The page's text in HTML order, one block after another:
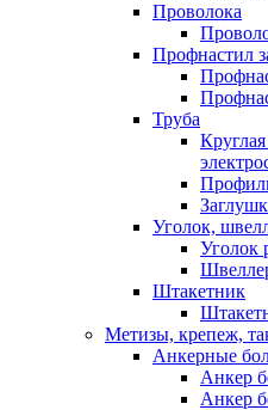
Проволока
Профнастил
Труба
Уголок,
Уголок
Штакетник
Метизы, крепеж,
Анкерные
Анкер
Анкер